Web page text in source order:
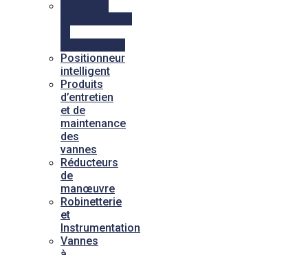
Positionneur
intelligent
Produits
d’entretien
et de
maintenance
des
vannes
Réducteurs
de
manœuvre
Robinetterie
et
Instrumentation
Vannes